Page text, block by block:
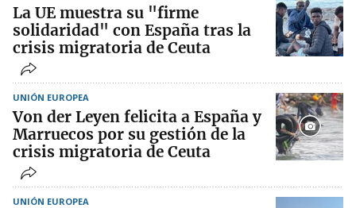
La UE muestra su "firme
solidaridad" con España tras la
crisis migratoria de Ceuta
UNIÓN EUROPEA
Von der Leyen felicita a España y
Marruecos por su gestión de la
crisis migratoria de Ceuta
UNIÓN EUROPEA